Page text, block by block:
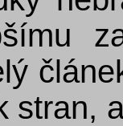
stran,